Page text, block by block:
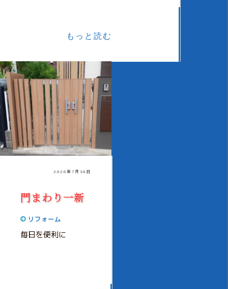
もっと読む
2026年7月30日
門まわり一新
リフォーム
毎日を便利に